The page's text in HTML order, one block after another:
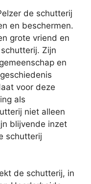
de schutterij
en beschermen.
grote vriend en
Zijn
en
voor deze
als
niet alleen
blijvende inzet
schutterij
de schutterij, in